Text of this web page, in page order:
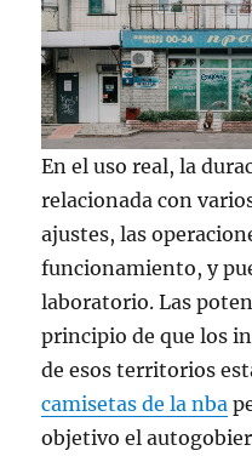
En el uso real, la
relacionada con
ajustes, las
funcionamiento, y
laboratorio. Las
principio de que los
de esos territorios
camisetas de la nba
objetivo el